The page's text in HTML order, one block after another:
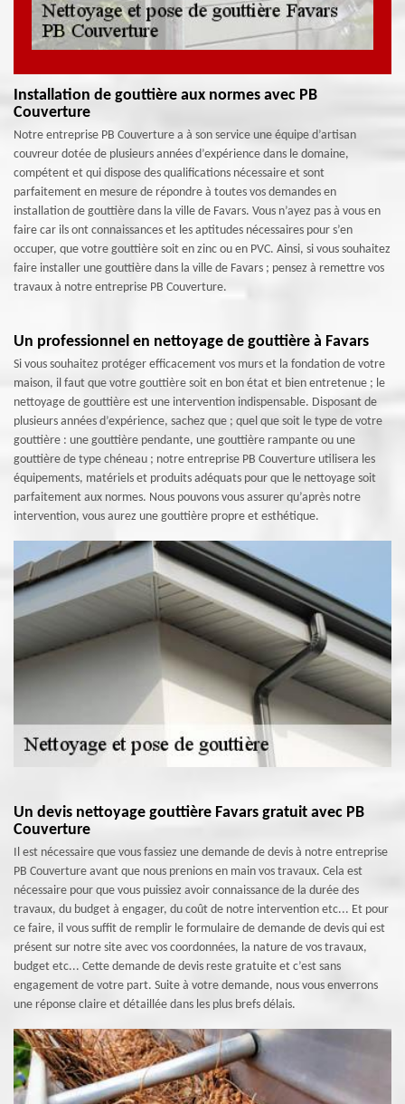
Installation de gouttière aux normes avec PB
Couverture
Notre entreprise PB Couverture a à son service une équipe d’artisan
couvreur dotée de plusieurs années d’expérience dans le domaine,
compétent et qui dispose des qualifications nécessaire et sont
parfaitement en mesure de répondre à toutes vos demandes en
installation de gouttière dans la ville de Favars. Vous n’ayez pas à vous en
faire car ils ont connaissances et les aptitudes nécessaires pour s’en
occuper, que votre gouttière soit en zinc ou en PVC. Ainsi, si vous souhaitez
faire installer une gouttière dans la ville de Favars ; pensez à remettre vos
travaux à notre entreprise PB Couverture.
Un professionnel en nettoyage de gouttière à Favars
Si vous souhaitez protéger efficacement vos murs et la fondation de votre
maison, il faut que votre gouttière soit en bon état et bien entretenue ; le
nettoyage de gouttière est une intervention indispensable. Disposant de
plusieurs années d’expérience, sachez que ; quel que soit le type de votre
gouttière : une gouttière pendante, une gouttière rampante ou une
gouttière de type chéneau ; notre entreprise PB Couverture utilisera les
équipements, matériels et produits adéquats pour que le nettoyage soit
parfaitement aux normes. Nous pouvons vous assurer qu’après notre
intervention, vous aurez une gouttière propre et esthétique.
Un devis nettoyage gouttière Favars gratuit avec PB
Couverture
Il est nécessaire que vous fassiez une demande de devis à notre entreprise
PB Couverture avant que nous prenions en main vos travaux. Cela est
nécessaire pour que vous puissiez avoir connaissance de la durée des
travaux, du budget à engager, du coût de notre intervention etc... Et pour
ce faire, il vous suffit de remplir le formulaire de demande de devis qui est
présent sur notre site avec vos coordonnées, la nature de vos travaux,
budget etc... Cette demande de devis reste gratuite et c’est sans
engagement de votre part. Suite à votre demande, nous vous enverrons
une réponse claire et détaillée dans les plus brefs délais.